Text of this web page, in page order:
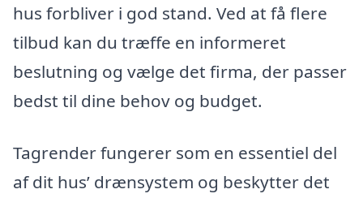
hus forbliver i god stand. Ved at få flere
tilbud kan du træffe en informeret
beslutning og vælge det firma, der passer
bedst til dine behov og budget.
Tagrender fungerer som en essentiel del
af dit hus’ drænsystem og beskytter det